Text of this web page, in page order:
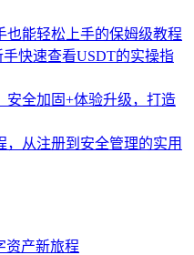
也能轻松上手的保姆级教程
快速查看USDT的实操指
安全加固+体验升级，打造
，从注册到安全管理的实用
资产新旅程